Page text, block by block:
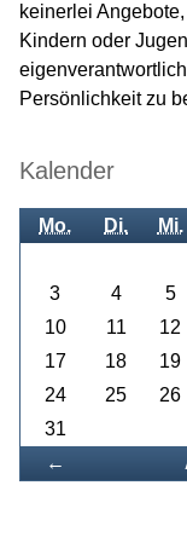
keinerlei
Kindern oder
Persönlichkeit zu
Kalender
Mo. Di. Mi.
←
3
4 5
10
11 12
17
18 19
24
25 26
31